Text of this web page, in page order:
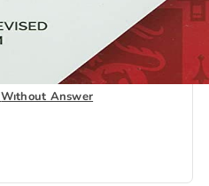
Camb Pet 1 Students Book Wıthout Answer